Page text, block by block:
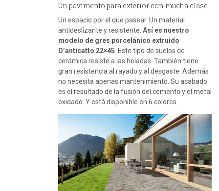
Un pavimento para exterior con mucha clase
Un espacio por el que pasear. Un material
antideslizante y resistente. Así es nuestro
modelo de gres porcelánico extruido
D’anticatto 22×45 . Este tipo de suelos de
cerámica resiste a las heladas. También tiene
gran resistencia al rayado y al desgaste. Además
no necesita apenas mantenimiento. Su acabado
es el resultado de la fusión del cemento y el metal
oxidado. Y está disponible en 6 colores.